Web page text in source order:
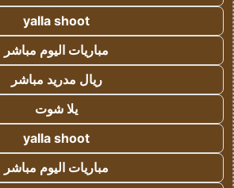
yalla shoot
مباريات اليوم مباشر
ريال مدريد مباشر
يلا شوت
yalla shoot
مباريات اليوم مباشر